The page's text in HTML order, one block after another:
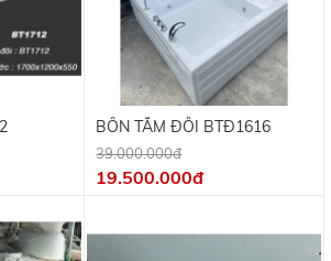
BỒN TẮM ĐÔI BTĐ1616
39.000.000đ
19.500.000đ